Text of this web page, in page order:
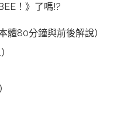
！》了嗎!?
體80分鐘與前後解說）